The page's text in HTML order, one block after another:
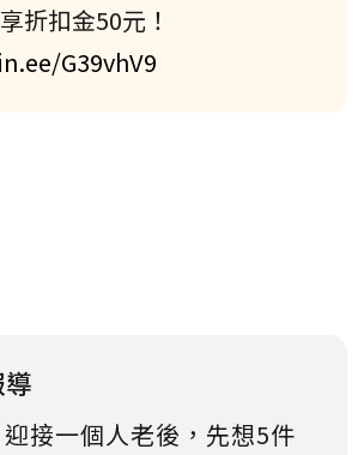
折扣金50元！
G39vhV9
接一個人老後，先想5件